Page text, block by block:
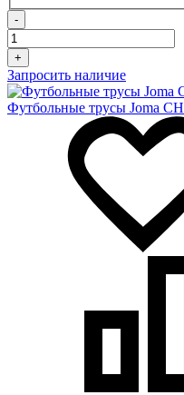
-
+
Запросить наличие
Футбольные трусы Joma